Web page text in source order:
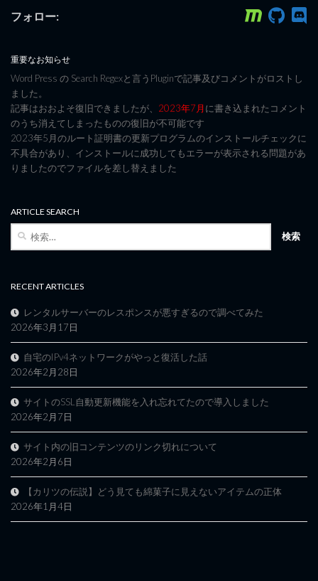
フォロー:
重要なお知らせ
Word Press の Search Regexと言うPluginで記事及びコメントがロストし
ました。
記事はおおよそ復旧できましたが、 2023年7月に書き込まれたコメント
のうち消えてしまったものの復旧が不可能です
2023年5月のルート証明書の更新プログラムのインストールチェックに
不具合があり、インストールに成功してもエラーが表示される問題があ
りましたのでファイルを差し替えました
ARTICLE SEARCH
RECENT ARTICLES
レンタルサーバーのレスポンスが悪すぎるので調べてみた
2026年3月17日
自宅のIPv4ネットワークがやっと復活した話
2026年2月28日
サイトのSSL自動更新機能を入れ忘れてたので導入しました
2026年2月7日
サイト内の旧コンテンツのリンク切れについて
2026年2月6日
【カリツの伝説】どう見ても綿菓子に見えないアイテムの正体
2026年1月4日